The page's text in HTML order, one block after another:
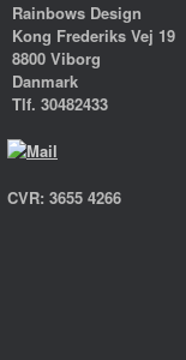
Rainbows Design
Kong Frederiks Vej 19
8800 Viborg
Danmark
Tlf. 30482433
CVR: 3655 4266